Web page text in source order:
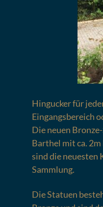
Hingucker für
Eingangsbereich
Die neuen
Barthel mit ca.
sind die neuesten
Sammlung.
Die Statuen